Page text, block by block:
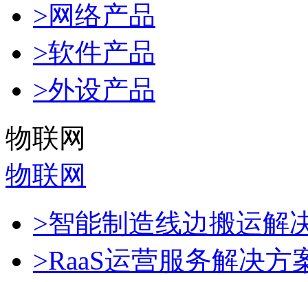
>网络产品
>软件产品
>外设产品
物联网
物联网
>智能制造线边搬运解
>RaaS运营服务解决方